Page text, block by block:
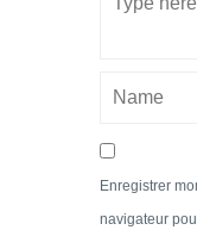
Enregistrer
navigateur